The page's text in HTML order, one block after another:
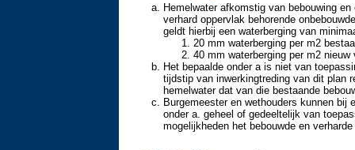
Hemelwater afkomstig van bebouwing
verhard oppervlak behorende
geldt hierbij een waterberging van
20 mm waterberging per m2
40 mm waterberging per m2 nieuw
Het bepaalde onder a is niet van
tijdstip van inwerkingtreding van dit plan
hemelwater dat van die bestaande
Burgemeester en wethouders kunnen bij
onder a. geheel of gedeeltelijk van
mogelijkheden het bebouwde en